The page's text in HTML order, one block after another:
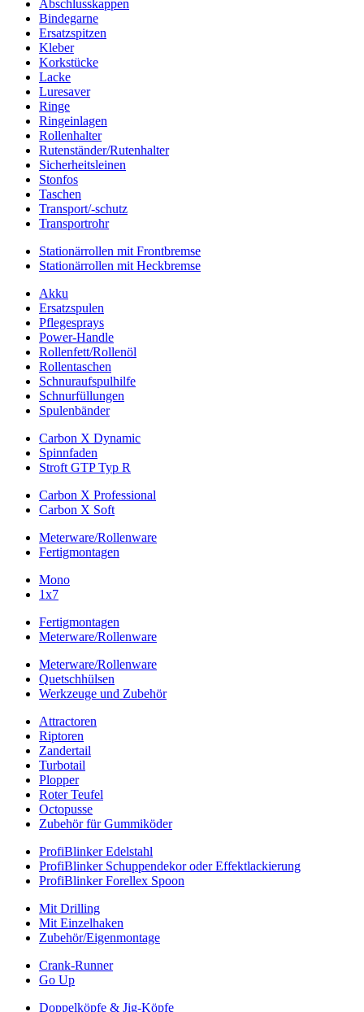
Abschlusskappen
Bindegarne
Ersatzspitzen
Kleber
Korkstücke
Lacke
Luresaver
Ringe
Ringeinlagen
Rollenhalter
Rutenständer/Rutenhalter
Sicherheitsleinen
Stonfos
Taschen
Transport/-schutz
Transportrohr
Stationärrollen mit Frontbremse
Stationärrollen mit Heckbremse
Akku
Ersatzspulen
Pflegesprays
Power-Handle
Rollenfett/Rollenöl
Rollentaschen
Schnuraufspulhilfe
Schnurfüllungen
Spulenbänder
Carbon X Dynamic
Spinnfaden
Stroft GTP Typ R
Carbon X Professional
Carbon X Soft
Meterware/Rollenware
Fertigmontagen
Mono
1x7
Fertigmontagen
Meterware/Rollenware
Meterware/Rollenware
Quetschhülsen
Werkzeuge und Zubehör
Attractoren
Riptoren
Zandertail
Turbotail
Plopper
Roter Teufel
Octopusse
Zubehör für Gummiköder
ProfiBlinker Edelstahl
ProfiBlinker Schuppendekor oder Effektlackierung
ProfiBlinker Forellex Spoon
Mit Drilling
Mit Einzelhaken
Zubehör/Eigenmontage
Crank-Runner
Go Up
Doppelköpfe & Jig-Köpfe